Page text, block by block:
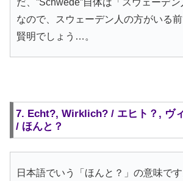
だ、”Schwede”自体は「スウェーデ
なので、スウェーデン人の方がいる
賢明でしょう…。
7. Echt?, Wirklich? / エヒト？, ヴ
/ ほんと？
日本語でいう「ほんと？」の意味です